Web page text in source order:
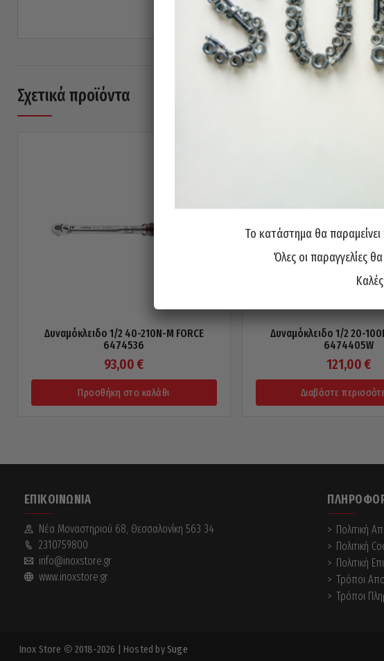
Σχετικά προϊόντα
Δυναμόκλειδο 1/2 40-210N-M FORCE
6474536
93,00 €
Προσθήκη στο καλάθι
Δυναμόκλειδο 1/2 20-
6474405W
121,00 €
Διαβάστε
ΕΠΙΚΟΙΝΩΝΊΑ
Νέα Mοναστηριού 68, Θεσσαλονίκη 563 34
2310759800
info@inoxstore.gr
www.inoxstore.gr
Πολιτική
Πολιτική
Πολιτική
Τρόποι
Τρόποι
Inox Store 2018-2026 | Hosted bySuge
Το κατάστημα θα παραμείνει
Όλες οι παραγγελίες